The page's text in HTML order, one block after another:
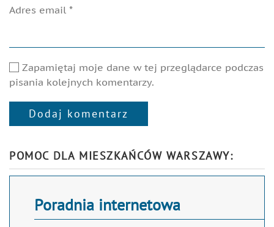
Adres email *
Zapamiętaj moje dane w tej przeglądarce podczas
pisania kolejnych komentarzy.
Dodaj komentarz
POMOC DLA MIESZKAŃCÓW WARSZAWY:
Poradnia internetowa